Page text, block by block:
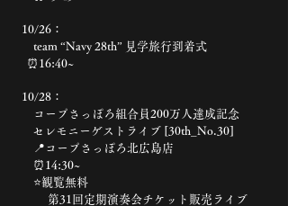
10/26：
team “Navy 28th” 見学旅行到着式
⏰16:40~
10/28：
コープさっぽろ組合員200万人達成記念
セレモニーゲストライブ [30th_No.30]
📍コープさっぽろ北広島店
⏰14:30~
⭐️観覧無料
第31回定期演奏会チケット販売ライブ